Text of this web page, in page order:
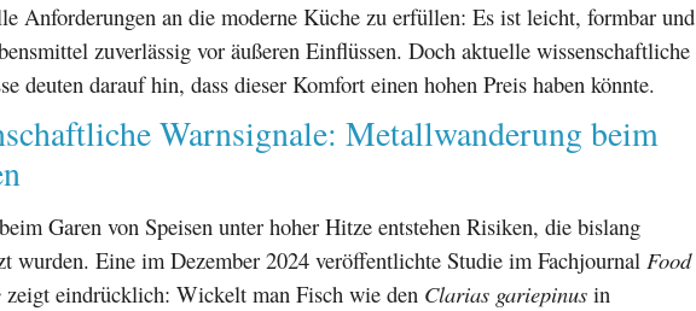
Anforderungen an die moderne Küche zu erfüllen: Es ist leicht, formbar und
zuverlässig vor äußeren Einflüssen. Doch aktuelle wissenschaftliche
deuten darauf hin, dass dieser Komfort einen hohen Preis haben könnte.
Warnsignale: Metallwanderung beim
Garen von Speisen unter hoher Hitze entstehen Risiken, die bislang
wurden. Eine im Dezember 2024 veröffentlichte Studie im FachjournalFood
zeigt eindrücklich: Wickelt man Fisch wie den Clarias gariepinus in